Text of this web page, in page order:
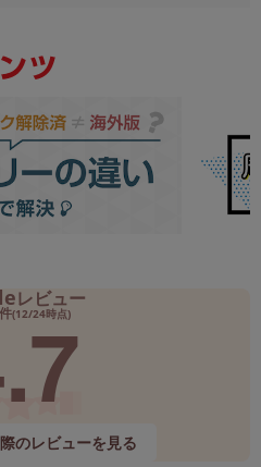
レビュー
(12/24時点)
のレビューを見る